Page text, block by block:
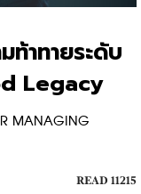
ท้าทายระดับ
Legacy
MANAGING
READ 11215